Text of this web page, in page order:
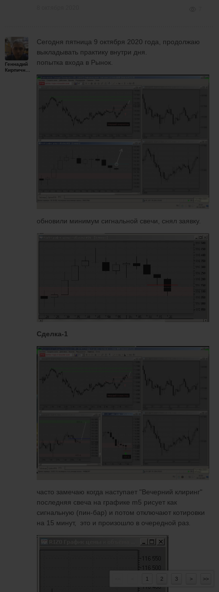
Геннадий
Сегодня пятница 9 октября 2020 года, продолжаю
выкладывать практику внутри дня.
попытка входа в Рынок.
обновили минимум сигнальной свечи, снял заявку.
Сделка-1
часто замечаю когда наступает "Вечерний клиринг"
последняя свеча на графике m5 рисует как
сигнальную (пин-бар) и потом отключают котировки
на 15 минут, это и произошло в очередной раз.
1 2 3 > >>